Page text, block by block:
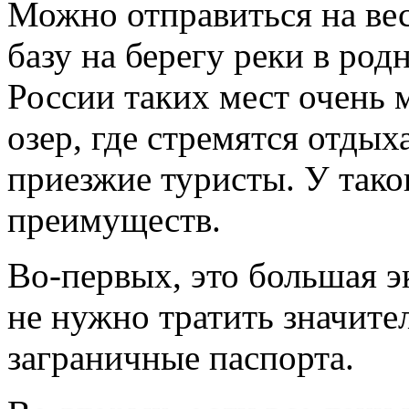
Можно отправиться на
базу на берегу реки в
России таких мест очень
озер, где стремятся
приезжие туристы. У
преимуществ.
Во-первых, это большая
не нужно тратить
заграничные паспорта.